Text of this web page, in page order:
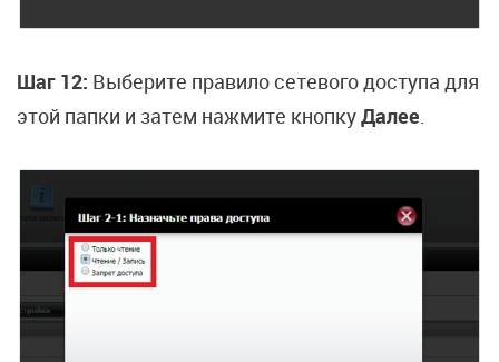
Шаг 12: Выберите правило сетевого доступа для
этой папки и затем нажмите кнопкуДалее.